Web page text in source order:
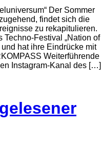
Der Sommer
findet sich die
zu rekapitulieren.
Festival „Nation of
hat ihre Eindrücke mit
Weiterführende
Instagram-Kanal des […]